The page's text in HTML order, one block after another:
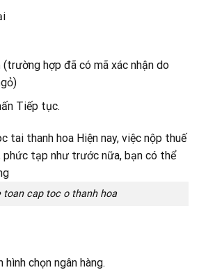
(trường hợp đã có mã xác nhận do
Tiếp tục.
toan cap toc o thanh hoa
chọn ngân hàng.